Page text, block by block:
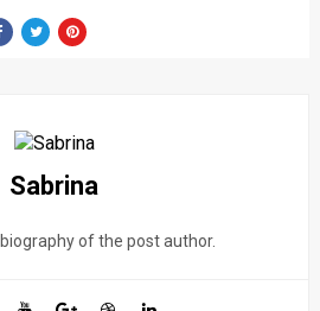
Sabrina
of the post author.